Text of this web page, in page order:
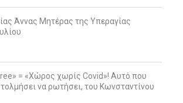
Άννας Μητέρας της Υπεραγίας
= «Χώρος χωρίς Covid»! Αυτό που
τολμήσει να ρωτήσει, του Κωνσταντίνου